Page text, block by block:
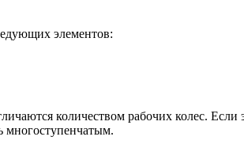
элементов:
количеством рабочих колес. Если
многоступенчатым.